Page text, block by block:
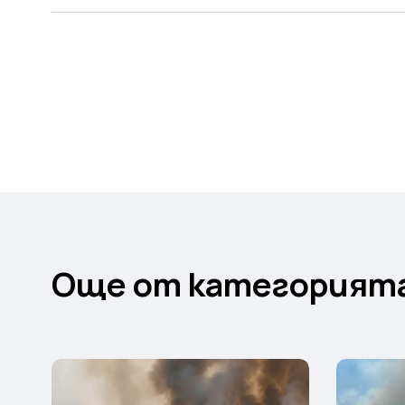
Още от